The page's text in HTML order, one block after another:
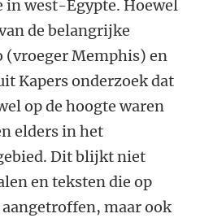
in west-Egypte. Hoewel
de belangrijke
(vroeger Memphis) en
Kapers onderzoek dat
op de hoogte waren
elders in het
Dit blijkt niet
en teksten die op
maar ook